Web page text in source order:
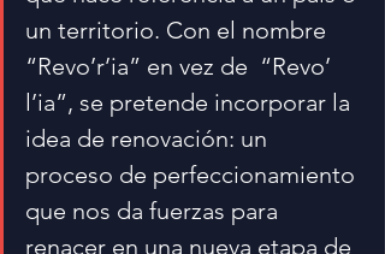
un territorio. Con el nombre
“Revo’r’ia” en vez de  “Revo’
l’ia”, se pretende incorporar la
idea de renovación: un
proceso de perfeccionamiento
que nos da fuerzas para
renacer en una nueva etapa de